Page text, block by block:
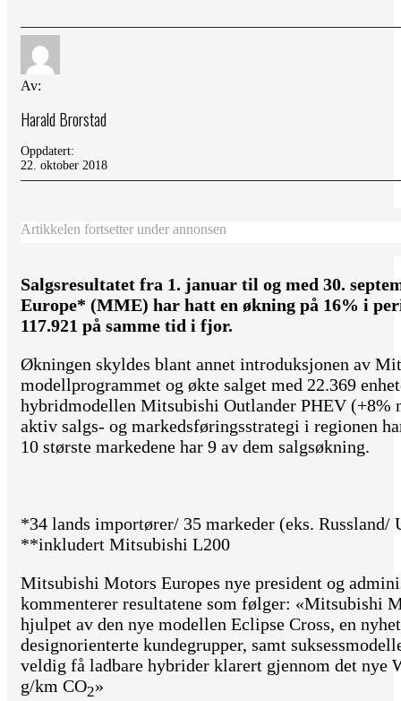
Av:
Harald Brorstad
Oppdatert:
22. oktober 2018
Artikkelen fortsetter under annonsen
Salgsresultatet fra 1. januar til og med 30.
Europe* (MME) har hatt en økning på 16% i
117.921 på samme tid i fjor.
Økningen skyldes blant annet introduksjonen av
modellprogrammet og økte salget med 22.369
hybridmodellen Mitsubishi Outlander PHEV (+8%
aktiv salgs- og markedsføringsstrategi i regionen
10 største markedene har 9 av dem salgsøkning.
*34 lands importører/ 35 markeder (eks. Russland/
**inkludert Mitsubishi L200
Mitsubishi Motors Europes nye president og
kommenterer resultatene som følger: «Mitsubishi
hjulpet av den nye modellen Eclipse Cross, en
designorienterte kundegrupper, samt
veldig få ladbare hybrider klarert gjennom det nye
g/km CO2»